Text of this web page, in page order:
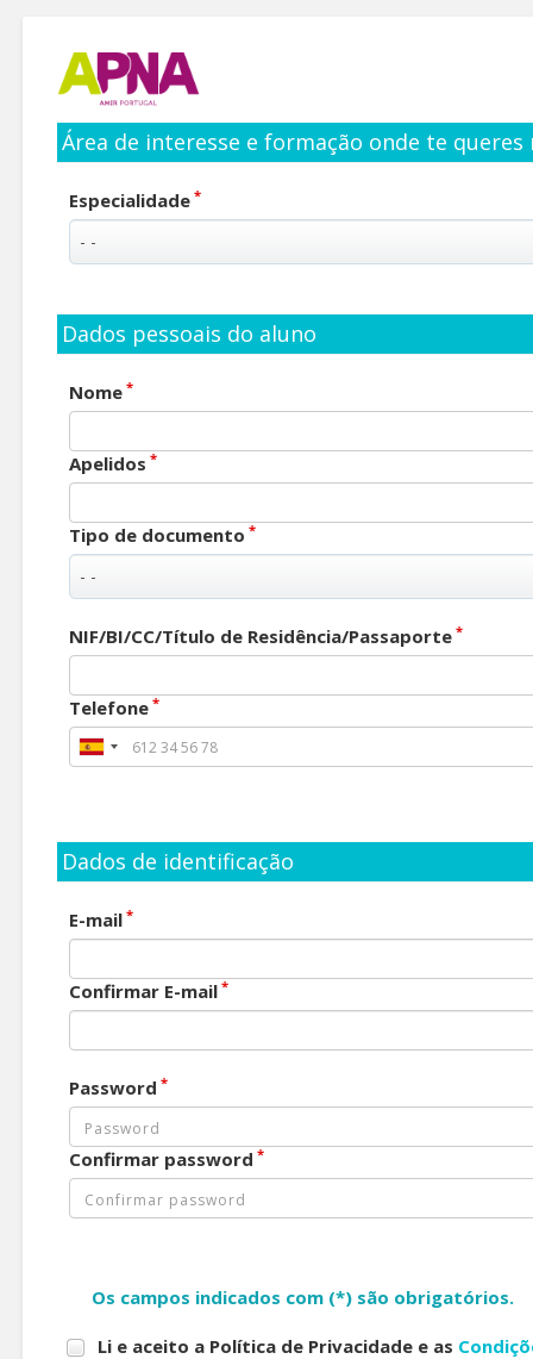
Área de interesse e formação onde te
Especialidade *
Dados pessoais do aluno
Nome *
Apelidos *
Tipo de documento *
NIF/BI/CC/Título de Residência/Passaporte *
Telefone *
Dados de identificação
E-mail *
Confirmar E-mail *
Password *
Confirmar password *
Os campos indicados com (*) são obrigatórios.
Li e aceito a Política de Privacidade e as